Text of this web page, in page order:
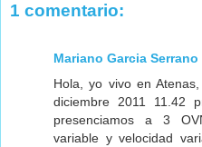
1 comentario:
Mariano Garcia Serrano
Hola, yo vivo en
diciembre 2011 11.42
presenciamos a 3
variable y velocidad